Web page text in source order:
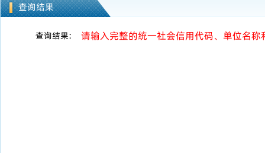
查询结果
查询结果: 请输入完整的统一社会信用代码、单位名